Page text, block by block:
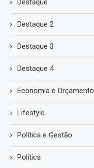
Destaque
Destaque 2
Destaque 3
Destaque 4
Economia e Orçamento
Lifestyle
Política e Gestão
Politics